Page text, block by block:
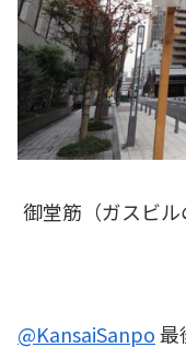
御堂筋（ガスビ
@KansaiSanpo最